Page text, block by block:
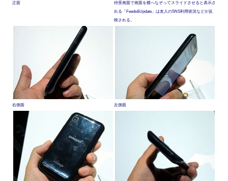
正面
待受画面で画面を横へなぞってスライドさせると表示さ
れる「Feeds&Update」は友人のSNS利用状況などが反
映される。
右側面 左側面